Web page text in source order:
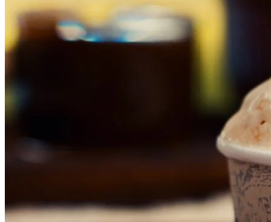
Internacional